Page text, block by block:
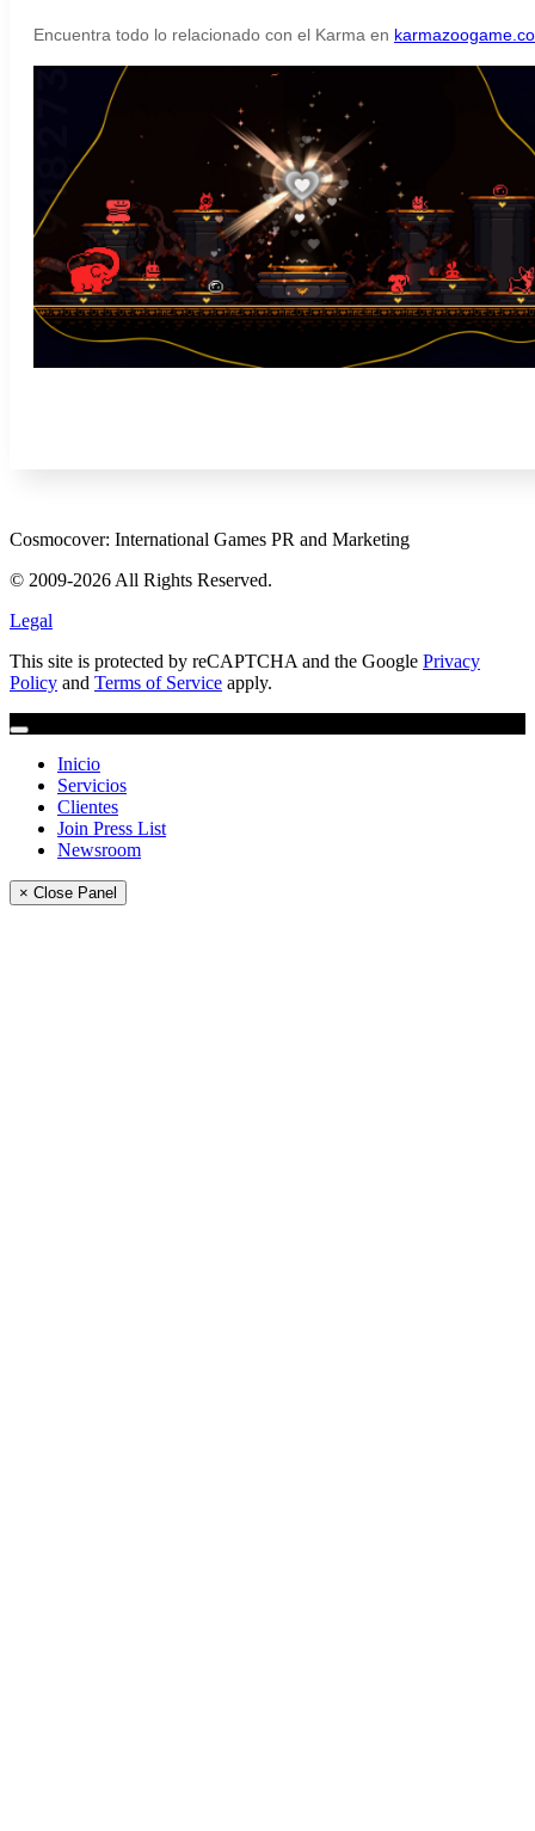
Encuentra todo lo relacionado con el Karma en
Cosmocover: International Games PR and Marketing
© 2009-2026 All Rights Reserved.
Legal
This site is protected by reCAPTCHA and the Google Privacy
Policy and Terms of Service apply.
Inicio
Servicios
Clientes
Join Press List
Newsroom
× Close Panel